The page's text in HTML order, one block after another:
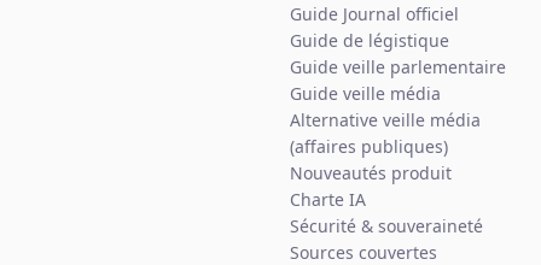
Guide Journal officiel
Guide de légistique
Guide veille parlementaire
Guide veille média
Alternative veille média
(affaires publiques)
Nouveautés produit
Charte IA
Sécurité & souveraineté
Sources couvertes